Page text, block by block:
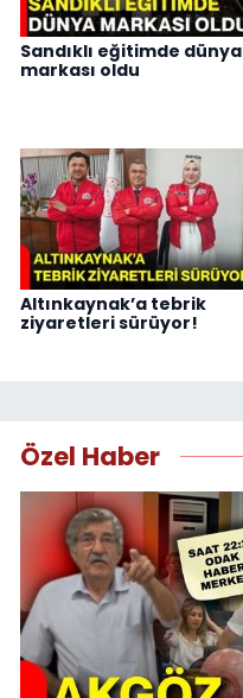
Sandıklı eğitimde dünya
markası oldu
Altınkaynak’a tebrik
ziyaretleri sürüyor!
Özel Haber